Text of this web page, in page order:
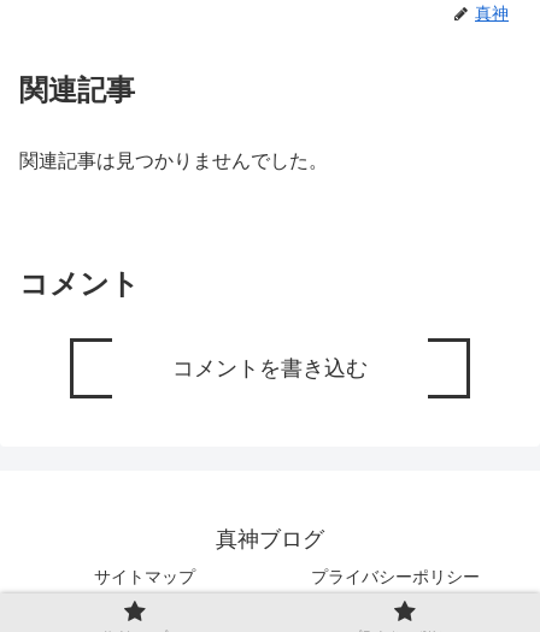
真神
関連記事
関連記事は見つかりませんでした。
コメント
コメントを書き込む
真神ブログ
サイトマップ プライバシーポリシー
Copyright © 2019-2026 真神ブログ All Rights Reserved.